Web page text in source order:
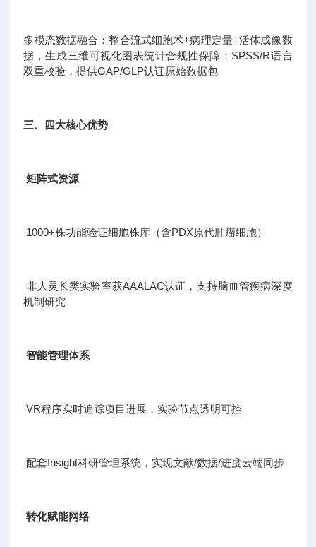
多模态数据融合：整合流式细胞术+病理定量+活体成像数
据，生成三维可视化图表统计合规性保障：SPSS/R语言
双重校验，提供GAP/GLP认证原始数据包
三、四大核心优势
矩阵式资源
1000+株功能验证细胞株库（含PDX原代肿瘤细胞）
非人灵长类实验室获AAALAC认证，支持脑血管疾病深度
机制研究
智能管理体系
VR程序实时追踪项目进展，实验节点透明可控
配套Insight科研管理系统，实现文献/数据/进度云端同步
转化赋能网络